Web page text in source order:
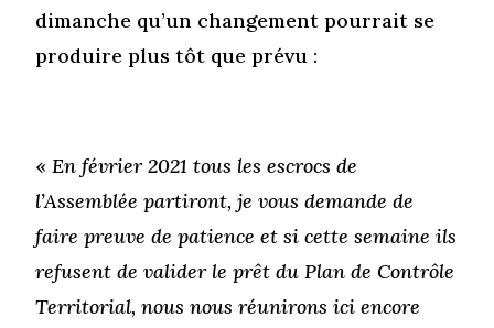
dimanche qu’un changement pourrait se
produire plus tôt que prévu :
«En février 2021 tous les escrocs de
l’Assemblée partiront, je vous demande de
faire preuve de patience et si cette semaine ils
refusent de valider le prêt du Plan de Contrôle
Territorial, nous nous réunirons ici encore